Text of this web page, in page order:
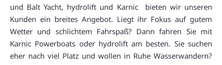
und Balt Yacht, hydrolift und Karnic bieten wir unseren
Kunden ein breites Angebot. Liegt ihr Fokus auf gutem
Wetter und schlichtem Fahrspaß? Dann fahren Sie mit
Karnic Powerboats oder hydrolift am besten. Sie suchen
eher nach viel Platz und wollen in Ruhe Wasserwandern?